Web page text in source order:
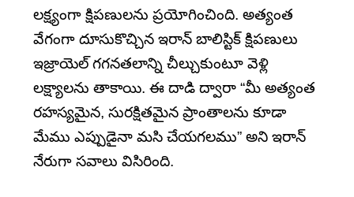
లక్ష్యంగా క్షిపణులను ప్రయోగించింది. అత్యంత
వేగంగా దూసుకొచ్చిన ఇరాన్ బాలిస్టిక్ క్షిపణులు
ఇజ్రాయెల్ గగనతలాన్ని చీల్చుకుంటూ వెళ్లి
లక్ష్యాలను తాకాయి. ఈ దాడి ద్వారా “మీ అత్యంత
రహస్యమైన, సురక్షితమైన ప్రాంతాలను కూడా
మేము ఎప్పుడైనా మసి చేయగలము” అని ఇరాన్
నేరుగా సవాలు విసిరింది.